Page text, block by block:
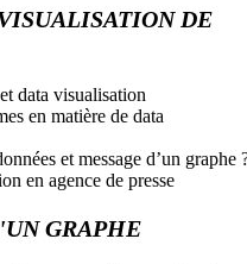
DE
data visualisation
en matière de data
et message d’un graphe
en agence de presse
GRAPHE